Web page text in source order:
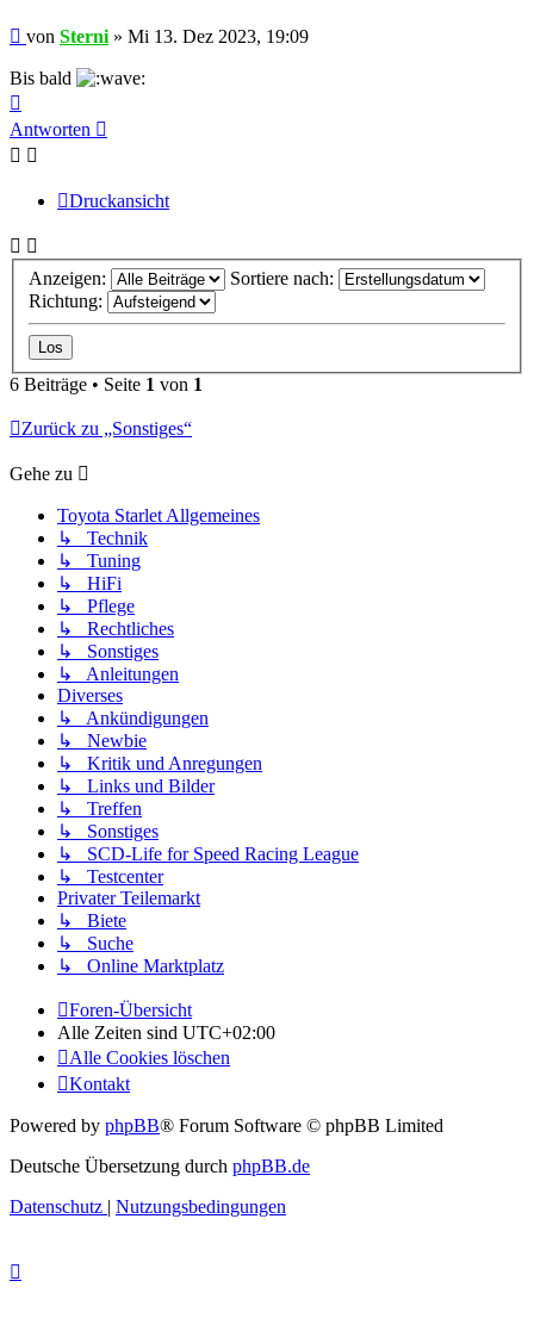
Beitrag
von Sterni » Mi 13. Dez 2023, 19:09
Bis bald
oben
Antworten
Druckansicht
Anzeigen:
Sortiere nach:
Richtung:
6 Beiträge • Seite 1 von 1
Zurück zu „Sonstiges“
Gehe zu
Toyota Starlet Allgemeines
↳ Technik
↳ Tuning
↳ HiFi
↳ Pflege
↳ Rechtliches
↳ Sonstiges
↳ Anleitungen
Diverses
↳ Ankündigungen
↳ Newbie
↳ Kritik und Anregungen
↳ Links und Bilder
↳ Treffen
↳ Sonstiges
↳ SCD-Life for Speed Racing League
↳ Testcenter
Privater Teilemarkt
↳ Biete
↳ Suche
↳ Online Marktplatz
Foren-Übersicht
Alle Zeiten sind UTC+02:00
Alle Cookies löschen
Kontakt
Powered by phpBB® Forum Software © phpBB Limited
Deutsche Übersetzung durch phpBB.de
Datenschutz | Nutzungsbedingungen